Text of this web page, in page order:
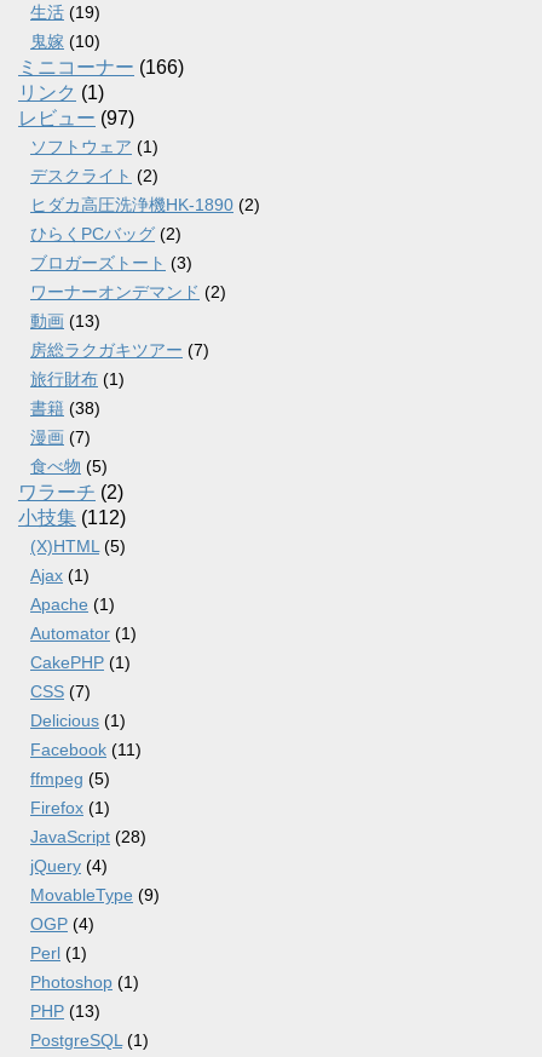
生活 (19)
鬼嫁 (10)
ミニコーナー (166)
リンク (1)
レビュー (97)
ソフトウェア (1)
デスクライト (2)
ヒダカ高圧洗浄機HK-1890 (2)
ひらくPCバッグ (2)
ブロガーズトート (3)
ワーナーオンデマンド (2)
動画 (13)
房総ラクガキツアー (7)
旅行財布 (1)
書籍 (38)
漫画 (7)
食べ物 (5)
ワラーチ (2)
小技集 (112)
(X)HTML (5)
Ajax (1)
Apache (1)
Automator (1)
CakePHP (1)
CSS (7)
Delicious (1)
Facebook (11)
ffmpeg (5)
Firefox (1)
JavaScript (28)
jQuery (4)
MovableType (9)
OGP (4)
Perl (1)
Photoshop (1)
PHP (13)
PostgreSQL (1)